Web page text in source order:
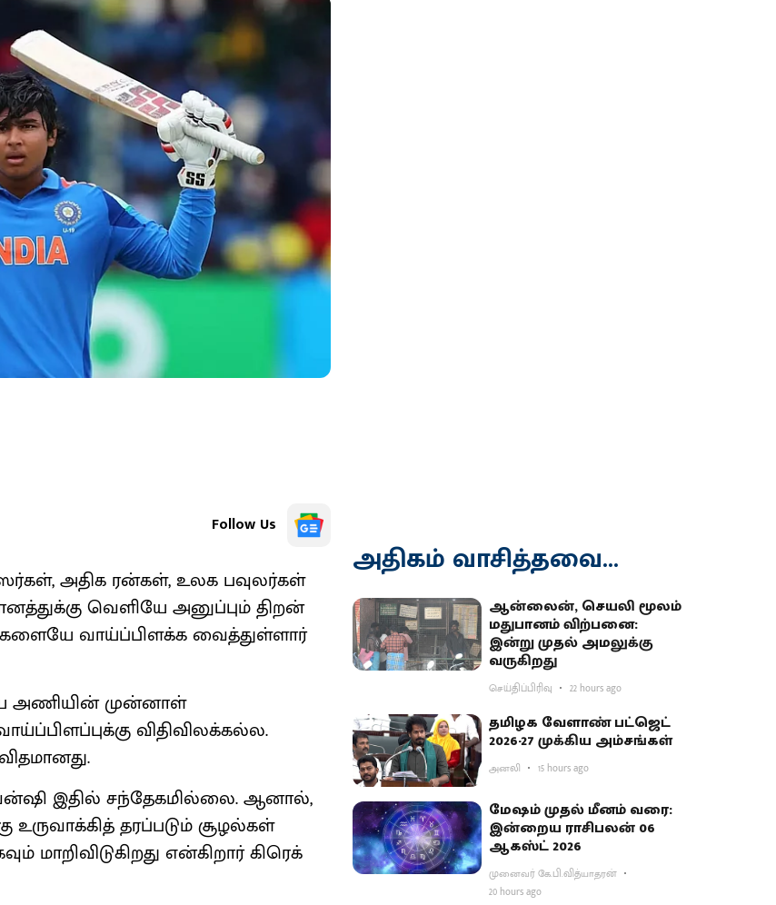
Follow Us
அதிக ரன்கள், உலக பவுலர்கள்
வெளியே அனுப்பும் திறன்
வாய்ப்பிளக்க வைத்துள்ளார்
அணியின் முன்னாள்
விதிவிலக்கல்ல.
இதில் சந்தேகமில்லை. ஆனால்,
தரப்படும் சூழல்கள்
மாறிவிடுகிறது என்கிறார் கிரெக்
அதிகம் வாசித்தவை...
ஆன்லைன், செயலி மூலம்
மதுபானம் விற்பனை:
இன்று முதல் அமலுக்கு
வருகிறது
செய்திப்பிரிவு 22 hours ago
தமிழக வேளாண் பட்ஜெட்
2026-27 முக்கிய அம்சங்கள்
அனலி 15 hours ago
மேஷம் முதல் மீனம் வரை:
இன்றைய ராசிபலன் 06
ஆகஸ்ட் 2026
முனைவர் கே.பி.வித்யாதரன்
20 hours ago